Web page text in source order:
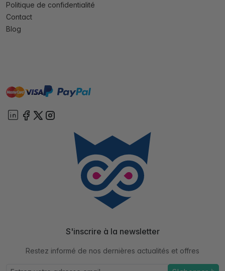
Politique de confidentialité
Contact
Blog
mastervisa paypal
S'inscrire à la newsletter
Restez informé de nos dernières actualités et offres